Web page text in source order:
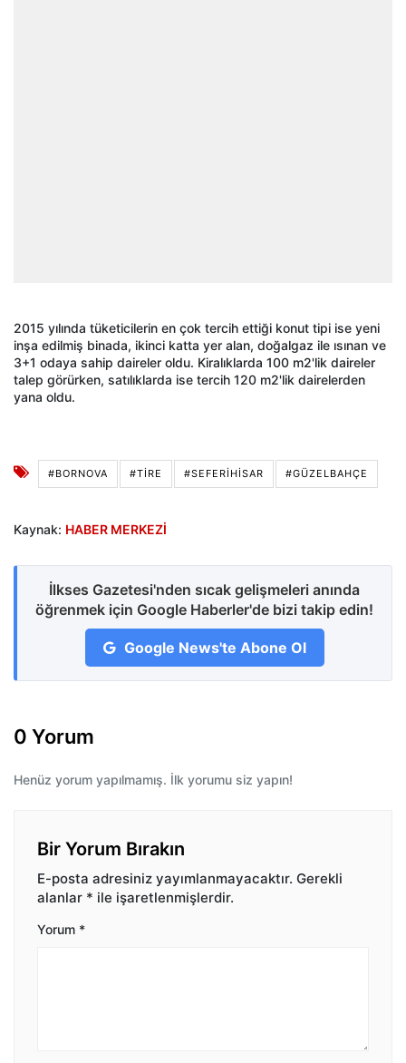
2015 yılında tüketicilerin en çok tercih ettiği konut tipi ise yeni
inşa edilmiş binada, ikinci katta yer alan, doğalgaz ile ısınan ve
3+1 odaya sahip daireler oldu. Kiralıklarda 100 m2'lik daireler
talep görürken, satılıklarda ise tercih 120 m2'lik dairelerden
yana oldu.
#BORNOVA #TIRE #SEFERIHISAR #GÜZELBAHÇE
Kaynak: HABER MERKEZİ
İlkses Gazetesi'nden sıcak gelişmeleri anında
öğrenmek için Google Haberler'de bizi takip edin!
Google News'te Abone Ol
0 Yorum
Henüz yorum yapılmamış. İlk yorumu siz yapın!
Bir Yorum Bırakın
E-posta adresiniz yayımlanmayacaktır. Gerekli
alanlar * ile işaretlenmişlerdir.
Yorum *